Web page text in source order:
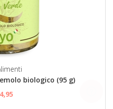
biologico (95 g)